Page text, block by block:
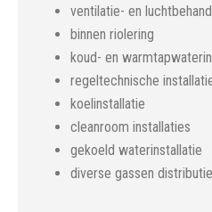
ventilatie- en
binnen riolering
koud- en
regeltechnische
koelinstallatie
cleanroom installaties
gekoeld waterinstallatie
diverse gassen